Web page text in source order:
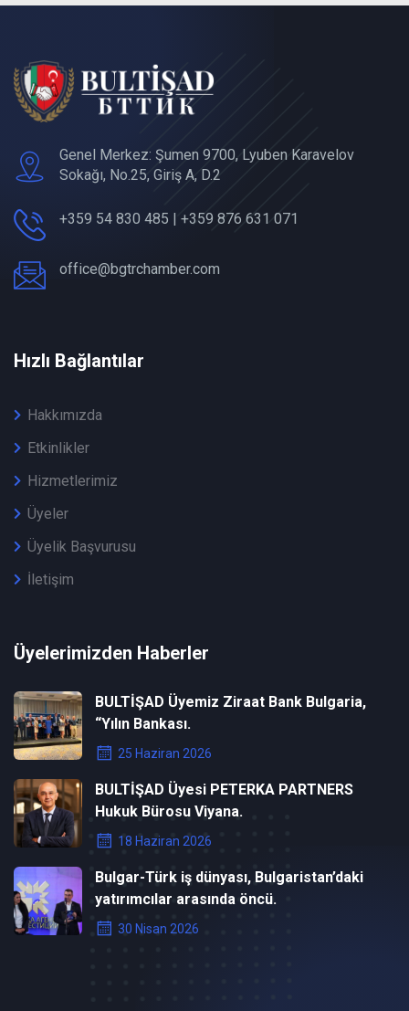
Genel Merkez: Şumen 9700, Lyuben Karavelov
Sokağı, No.25, Giriş A, D.2
+359 54 830 485 | +359 876 631 071
office@bgtrchamber.com
Hızlı Bağlantılar
Hakkımızda
Etkinlikler
Hizmetlerimiz
Üyeler
Üyelik Başvurusu
İletişim
Üyelerimizden Haberler
BULTİŞAD Üyemiz Ziraat Bank Bulgaria,
“Yılın Bankası.
25 Haziran 2026
BULTİŞAD Üyesi PETERKA PARTNERS
Hukuk Bürosu Viyana.
18 Haziran 2026
Bulgar-Türk iş dünyası, Bulgaristan’daki
yatırımcılar arasında öncü.
30 Nisan 2026